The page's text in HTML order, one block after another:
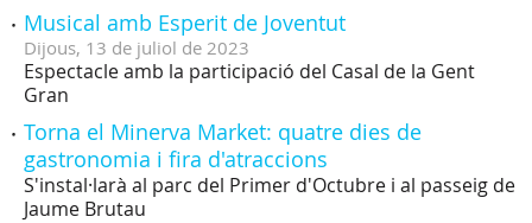
Musical amb Esperit de Joventut
Dijous, 13 de juliol de 2023
Espectacle amb la participació del Casal de la Gent
Gran
Torna el Minerva Market: quatre dies de
gastronomia i fira d'atraccions
S'instal·larà al parc del Primer d'Octubre i al passeig de
Jaume Brutau